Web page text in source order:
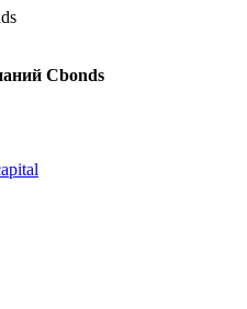
Cbonds